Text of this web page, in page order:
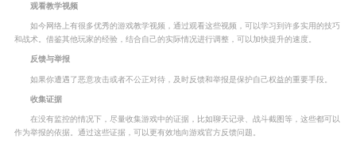
观看教学视频
如今网络上有很多优秀的游戏教学视频，通过观看这些视频，可以学习到许多实用的技巧
和战术。借鉴其他玩家的经验，结合自己的实际情况进行调整，可以加快提升的速度。
反馈与举报
如果你遭遇了恶意攻击或者不公正对待，及时反馈和举报是保护自己权益的重要手段。
收集证据
在没有监控的情况下，尽量收集游戏中的证据，比如聊天记录、战斗截图等，这些都可以
作为举报的依据。通过这些证据，可以更有效地向游戏官方反馈问题。